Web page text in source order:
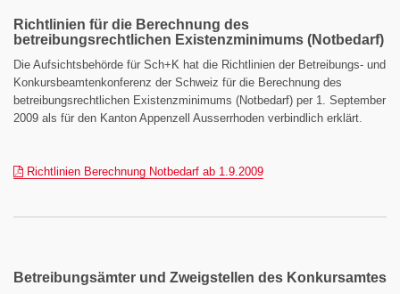
Richtlinien für die Berechnung des
betreibungsrechtlichen Existenzminimums (Notbedarf)
Die Aufsichtsbehörde für Sch+K hat die Richtlinien der Betreibungs- und
Konkursbeamtenkonferenz der Schweiz für die Berechnung des
betreibungsrechtlichen Existenzminimums (Notbedarf) per 1. September
2009 als für den Kanton Appenzell Ausserrhoden verbindlich erklärt.
Richtlinien Berechnung Notbedarf ab 1.9.2009(pdf)
Betreibungsämter und Zweigstellen des Konkursamtes